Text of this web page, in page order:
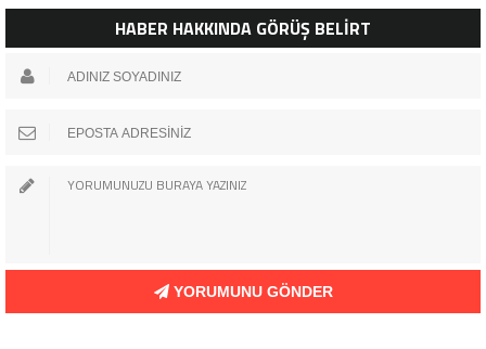
HABER HAKKINDA GÖRÜŞ BELİRT
YORUMUNU GÖNDER